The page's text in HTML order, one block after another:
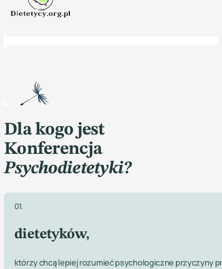
Dla kogo jest
Konferencja
Psychodietetyki?
01.
dietetyków,
którzy chcą lepiej rozumieć psychologiczne przyczyny